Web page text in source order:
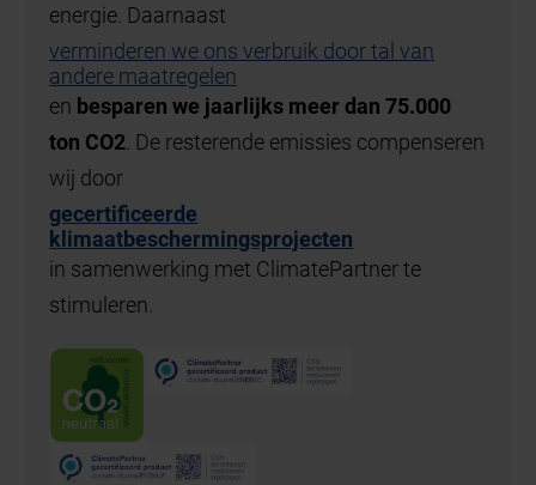
energie. Daarnaast
verminderen we ons verbruik door tal van
andere maatregelen
en besparen we jaarlijks meer dan 75.000
ton CO2 . De resterende emissies compenseren
wij door
gecertificeerde
klimaatbeschermingsprojecten
in samenwerking met ClimatePartner te
stimuleren.